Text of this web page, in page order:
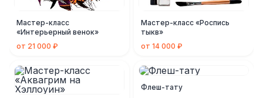
Мастер-класс
«Интерьерный венок»
от 21 000 ₽
Мастер-класс «Роспись
тыкв»
от 14 000 ₽
Флеш-тату